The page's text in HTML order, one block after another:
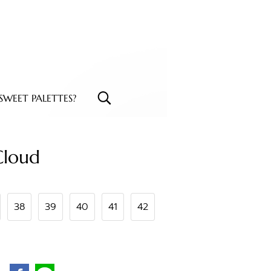
PALETTES?
38 39 40 41 42